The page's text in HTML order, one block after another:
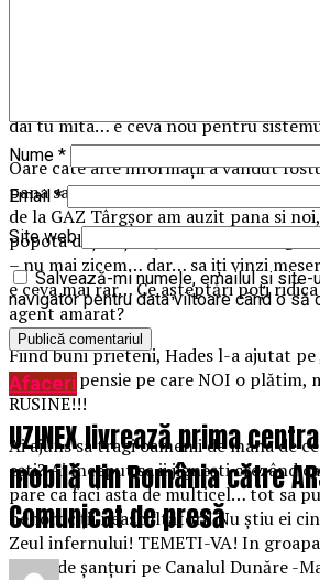
Mita cu banii colegilor care au muncit
asta chiar ca ne depășește părerea
unde noi credeam ca dai mita cu
de la unul ce a muncit si spera sa ia
dai tu mita… e ceva nou pentru
Oare cate alte informații a vândut
pana sa scape sistemul de el? De
de la GAZ Târgșor am auzit pana si
popota deținuților, la fel… de se ruga
– nu mai zicem… dar… sa iți vinzi
e ceva mai rar… Ce așteptări poți
agent amarat?
Fiind buni prieteni, Hades l-a ajutat pe
pensie… pensie pe care NOI o plătim,
RUSINE!!!
Ai ajuns sa tragi oamenii de mana de
ești? Ai început sa ii jignești crezând
pare ca faci asta de multicel… tot sa
nenorociții neascultători! Nu știu ei
Zeul infernului! TEMETI-VA! In
săpat de șanțuri pe Canalul Dunăre -
Nume *
Email*
Site web
Salvează-mi numele, emailul și site-
navigator pentru data viitoare când o să
Afaceri
UZINEX livrează prima
mobilă din România către
Comunicat de presă